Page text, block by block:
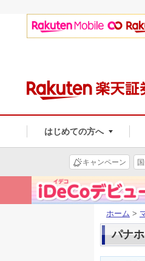
はじめての方へ
キャンペーン
ホーム >
パナ